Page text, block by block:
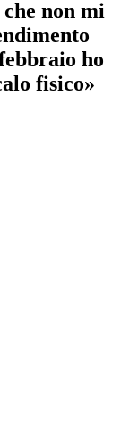
non mi
ho
fisico»